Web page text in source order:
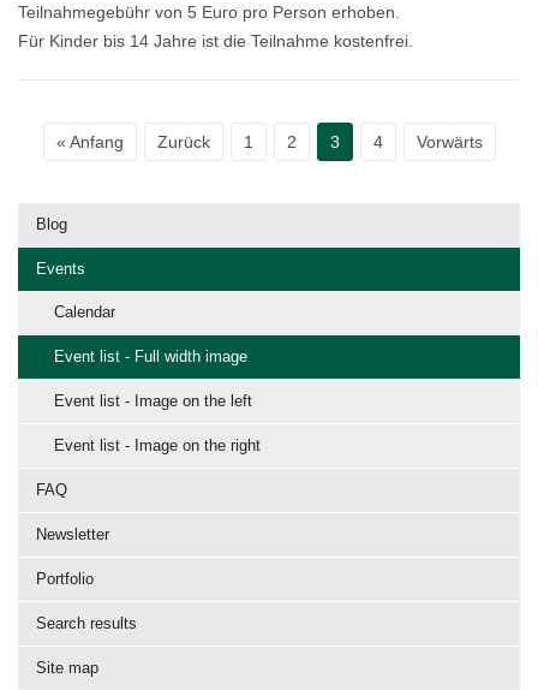
Teilnahmegebühr von 5 Euro pro Person erhoben.
Für Kinder bis 14 Jahre ist die Teilnahme kostenfrei.
« Anfang Zurück 1 2 3 4 Vorwärts
Blog
Events
Calendar
Event list - Full width image
Event list - Image on the left
Event list - Image on the right
FAQ
Newsletter
Portfolio
Search results
Site map